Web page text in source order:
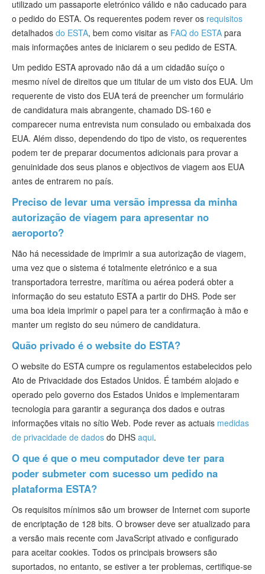
utilizado um passaporte eletrónico válido e não caducado para
o pedido do ESTA. Os requerentes podem rever os requisitos
detalhados do ESTA, bem como visitar as FAQ do ESTA para
mais informações antes de iniciarem o seu pedido de ESTA.
Um pedido ESTA aprovado não dá a um cidadão suíço o
mesmo nível de direitos que um titular de um visto dos EUA. Um
requerente de visto dos EUA terá de preencher um formulário
de candidatura mais abrangente, chamado DS-160 e
comparecer numa entrevista num consulado ou embaixada dos
EUA. Além disso, dependendo do tipo de visto, os requerentes
podem ter de preparar documentos adicionais para provar a
genuinidade dos seus planos e objectivos de viagem aos EUA
antes de entrarem no país.
Preciso de levar uma versão impressa da minha
autorização de viagem para apresentar no
aeroporto?
Não há necessidade de imprimir a sua autorização de viagem,
uma vez que o sistema é totalmente eletrónico e a sua
transportadora terrestre, marítima ou aérea poderá obter a
informação do seu estatuto ESTA a partir do DHS. Pode ser
uma boa ideia imprimir o papel para ter a confirmação à mão e
manter um registo do seu número de candidatura.
Quão privado é o website do ESTA?
O website do ESTA cumpre os regulamentos estabelecidos pelo
Ato de Privacidade dos Estados Unidos. É também alojado e
operado pelo governo dos Estados Unidos e implementaram
tecnologia para garantir a segurança dos dados e outras
informações vitais no sítio Web. Pode rever as actuais medidas
de privacidade de dados do DHS aqui.
O que é que o meu computador deve ter para
poder submeter com sucesso um pedido na
plataforma ESTA?
Os requisitos mínimos são um browser de Internet com suporte
de encriptação de 128 bits. O browser deve ser atualizado para
a versão mais recente com JavaScript ativado e configurado
para aceitar cookies. Todos os principais browsers são
suportados, no entanto, se estiver a ter problemas, certifique-se